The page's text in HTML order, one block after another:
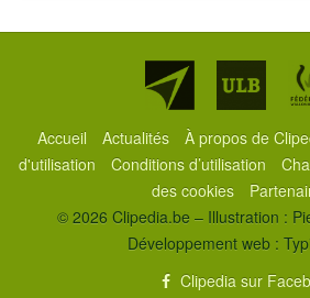
Accueil Actualités À propos de
d'utilisation
Conditions d’utilisation
des cookies
© 2026 Clipedia.be – Illustration :
Développement web :
Clipedia sur